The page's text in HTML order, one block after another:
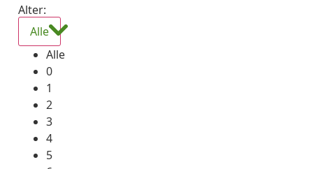
Alter:
Alle
Alle
0
1
2
3
4
5